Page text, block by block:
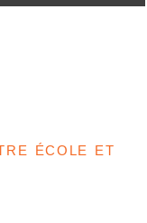
école et